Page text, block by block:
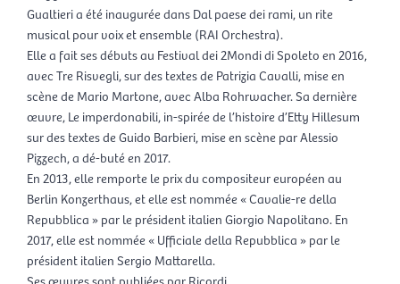
Gualtieri a été inaugurée dans Dal paese dei rami, un rite
musical pour voix et ensemble (RAI Orchestra).
Elle a fait ses débuts au Festival dei 2Mondi di Spoleto en 2016,
avec Tre Risvegli, sur des textes de Patrizia Cavalli, mise en
scène de Mario Martone, avec Alba Rohrwacher. Sa dernière
œuvre, Le imperdonabili, in-spirée de l’histoire d’Etty Hillesum
sur des textes de Guido Barbieri, mise en scène par Alessio
Pizzech, a dé-buté en 2017.
En 2013, elle remporte le prix du compositeur européen au
Berlin Konzerthaus, et elle est nommée « Cavalie-re della
Repubblica » par le président italien Giorgio Napolitano. En
2017, elle est nommée « Ufficiale della Repubblica » par le
président italien Sergio Mattarella.